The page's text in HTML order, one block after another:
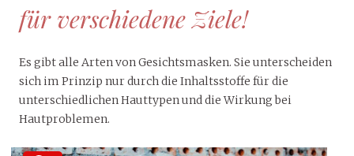
für verschiedene Ziele!
Es gibt alle Arten von Gesichtsmasken. Sie unterscheiden
sich im Prinzip nur durch die Inhaltsstoffe für die
unterschiedlichen Hauttypen und die Wirkung bei
Hautproblemen.